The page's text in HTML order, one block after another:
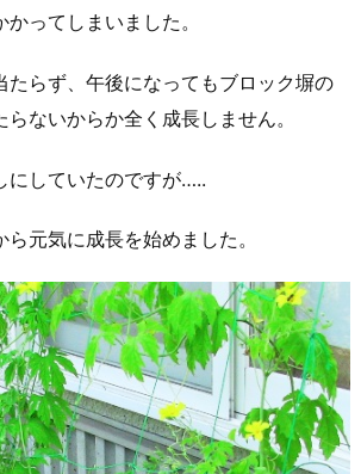
ってしまいました。
たらず、午後になってもブロック塀の
ないからか全く成長しません。
にしていたのですが…..
元気に成長を始めました。